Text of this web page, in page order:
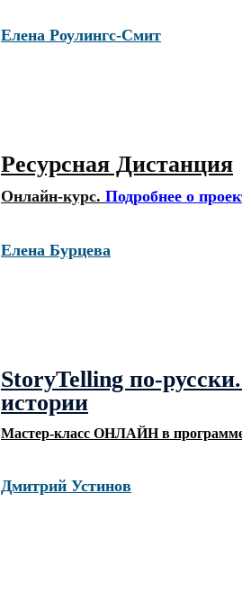
Елена Роулингс-Смит
Ресурсная Дистанция
Онлайн-курс. Подробнее о
Елена Бурцева
StoryTelling по-
истории
Мастер-класс ОНЛАЙН в
Дмитрий Устинов